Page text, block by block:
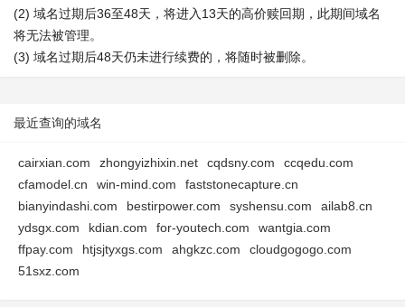
(2) 域名过期后36至48天，将进入13天的高价赎回期，此期间域名
将无法被管理。
(3) 域名过期后48天仍未进行续费的，将随时被删除。
最近查询的域名
cairxian.com zhongyizhixin.net cqdsny.com
ccqedu.com
cfamodel.cn
win-mind.com
faststonecapture.cn
bianyindashi.com
bestirpower.com syshensu.com
ailab8.cn
ydsgx.com
kdian.com for-youtech.com
wantgia.com
ffpay.com
htjsjtyxgs.com ahgkzc.com
cloudgogogo.com
51sxz.com